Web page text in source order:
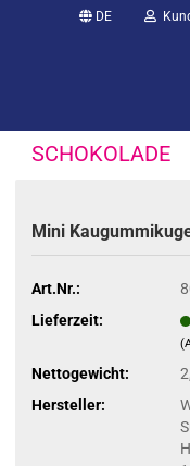
DE
SCHOKOLADE
Mini
Art.Nr.:
Lieferzeit:
Nettogewicht:
Hersteller: